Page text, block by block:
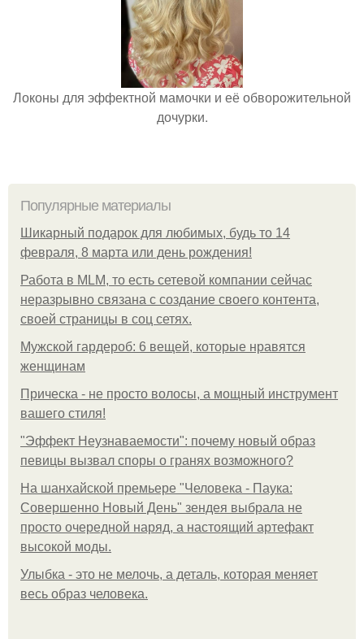
Локоны для эффектной мамочки и её обворожительной
дочурки.
Популярные материалы
Шикарный подарок для любимых, будь то 14
февраля, 8 марта или день рождения!
Работа в MLM, то есть сетевой компании сейчас
неразрывно связана с создание своего контента,
своей страницы в соц сетях.
Мужской гардероб: 6 вещей, которые нравятся
женщинам
Прическа - не просто волосы, а мощный инструмент
вашего стиля!
"Эффект Неузнаваемости": почему новый образ
певицы вызвал споры о гранях возможного?
На шанхайской премьере "Человека - Паука:
Совершенно Новый День" зендея выбрала не
просто очередной наряд, а настоящий артефакт
высокой моды.
Улыбка - это не мелочь, а деталь, которая меняет
весь образ человека.